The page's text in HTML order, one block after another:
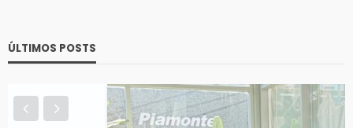
ÚLTIMOS POSTS